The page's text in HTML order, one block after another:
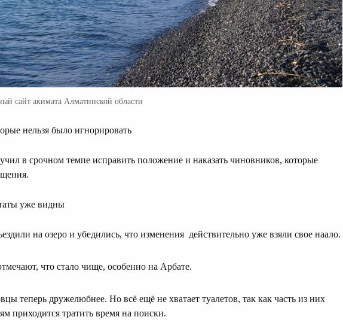
сайт акимата Алматинской области
нельзя было игнорировать
в срочном темпе исправить положение и наказать чиновников, которые
уже видны
на озеро и убедились, что изменения действительно уже взяли свое наало.
что стало чище, особенно на Арбате.
теперь дружелюбнее. Но всё ещё не хватает туалетов, так как часть из них
приходится тратить время на поиски.